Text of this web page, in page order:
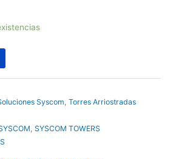
Syscom, Torres Arriostradas
, SYSCOM TOWERS